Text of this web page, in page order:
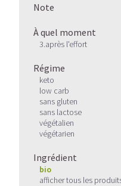
Note
À quel moment
3.après l'effort
Régime
keto
low carb
sans gluten
sans lactose
végétalien
végétarien
Ingrédient
bio
afficher tous les